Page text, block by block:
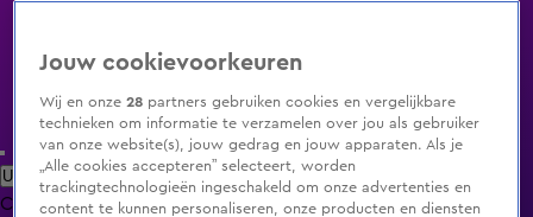
Uitzending Gemist Populaire programma's Zenders Genres
ClipsFilmsRadioSmart TV inlogShop
Jouw cookievoorkeuren
Wij en onze28 partners gebruiken cookies en vergelijkbare
technieken om informatie te verzamelen over jou als gebruiker
van onze website(s), jouw gedrag en jouw apparaten. Als je
„Alle cookies accepteren” selecteert, worden
trackingtechnologieën ingeschakeld om onze advertenties en
content te kunnen personaliseren, onze producten en diensten